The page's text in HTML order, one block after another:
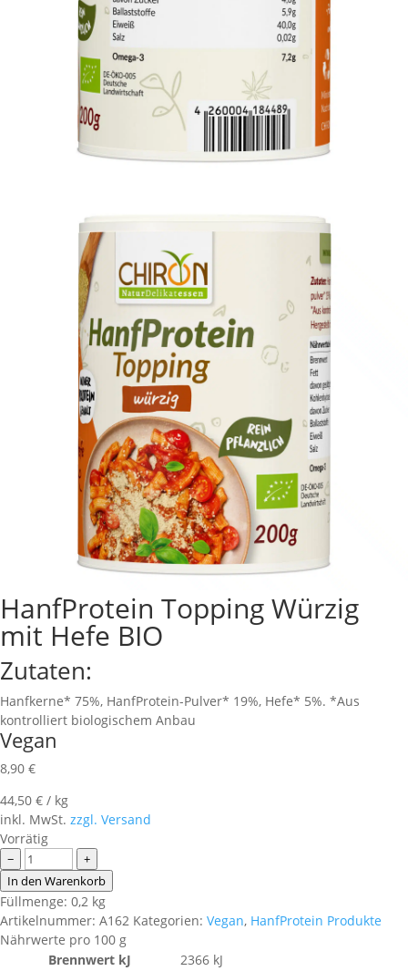
HanfProtein Topping Würzig
mit Hefe BIO
Zutaten:
Hanfkerne* 75%, HanfProtein-Pulver* 19%, Hefe* 5%. *Aus
kontrolliert biologischem Anbau
Vegan
8,90 €
44,50 € / kg
inkl. MwSt. zzgl. Versand
Vorrätig
HanfProtein
Topping
Würzig
mit
Hefe
−
+
In den Warenkorb
Füllmenge: 0,2 kg
Artikelnummer: A162 Kategorien: Vegan, HanfProtein Produkte
Nährwerte pro 100 g
Brennwert kJ
2366 kJ